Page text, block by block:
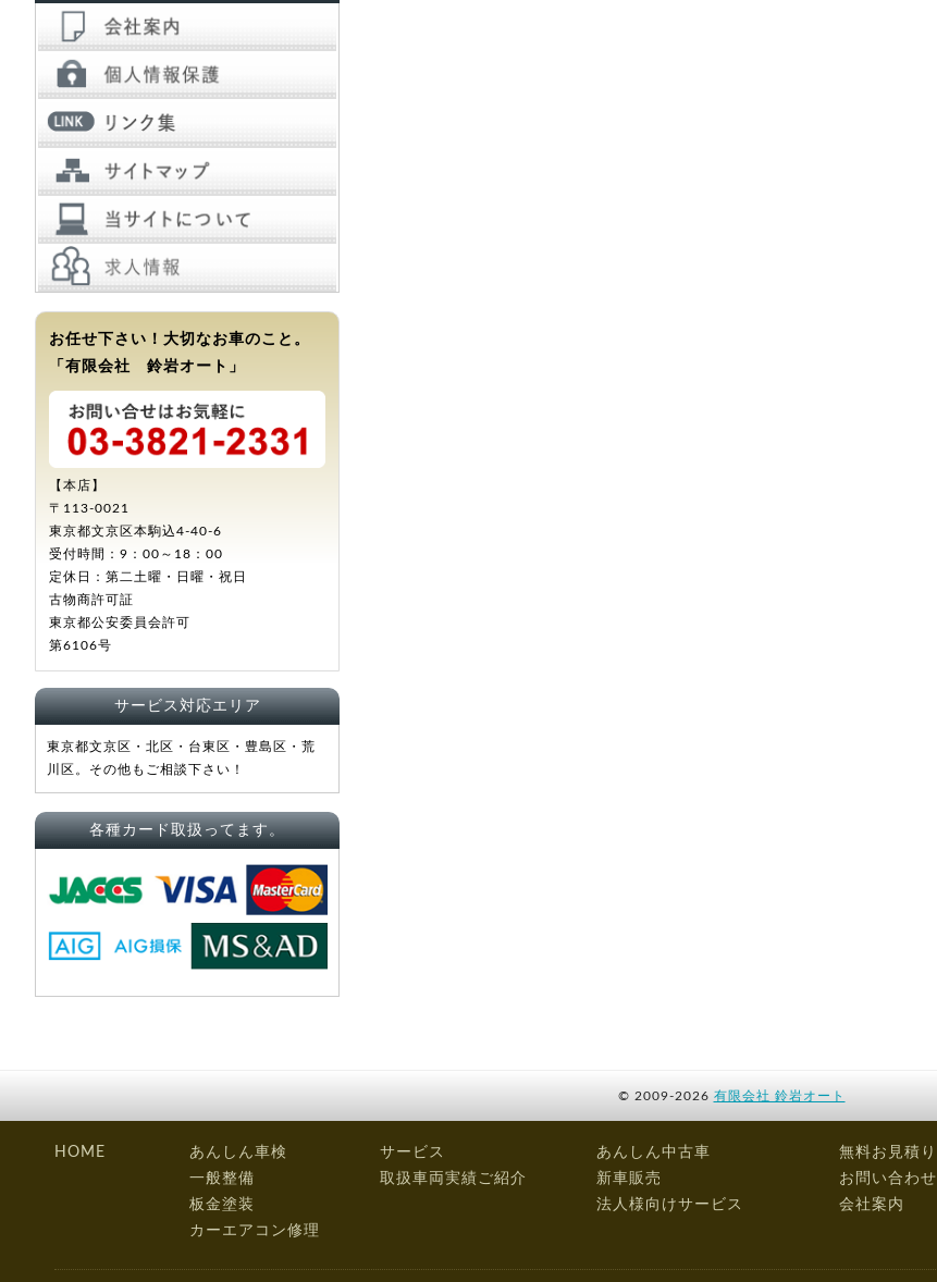
お任せ下さい！大切なお車のこと。
「有限会社 鈴岩オート」
【本店】
〒113-0021
東京都文京区本駒込4-40-6
受付時間：9：00～18：00
定休日：第二土曜・日曜・祝日
古物商許可証
東京都公安委員会許可
第6106号
サービス対応エリア
東京都文京区・北区・台東区・豊島区・荒
川区。その他もご相談下さい！
各種カード取扱ってます。
© 2009-2026 有限会社 鈴岩オート
HOME
あんしん車検
一般整備
板金塗装
カーエアコン修理
サービス
取扱車両実績ご紹介
あんしん中古車
新車販売
法人様向けサービス
無料お見積り
お問い合わせ
会社案内